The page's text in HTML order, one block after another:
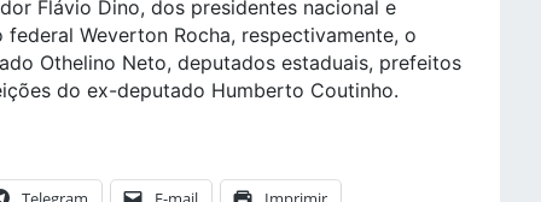
Flávio Dino, dos presidentes nacional e
Weverton Rocha, respectivamente, o
Othelino Neto, deputados estaduais, prefeitos
do ex-deputado Humberto Coutinho.